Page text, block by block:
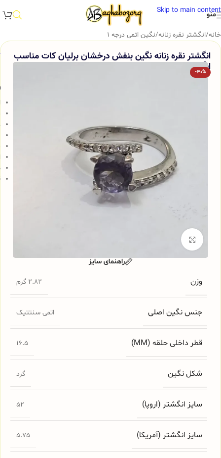
Skip to main content
منو
خانه/انگشتر نقره زنانه/نگین اتمی درجه 1
انگشتر نقره زنانه نگین بنفش درخشان برلیان کات مناسب
انگشت ظریف کد 389
-30%
برای بزرگنمایی کلیک کنید
وزن 2.82 گرم
جنس نگین اصلی اتمی سنتتیک
قطر داخلی حلقه (MM) 16.5
شکل نگین گرد
سایز انگشتر (اروپا) 52
سایز انگشتر (آمریکا) 5.75
راهنمای سایز